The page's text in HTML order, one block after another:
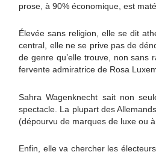
prose, à 90% économique, est
Élevée sans religion, elle se dit
central, elle ne se prive pas de
de genre qu’elle trouve, non sans
fervente admiratrice de Rosa
Sahra Wagenknecht sait non
spectacle. La plupart des
(dépourvu de marques de luxe ou
Enfin, elle va chercher les